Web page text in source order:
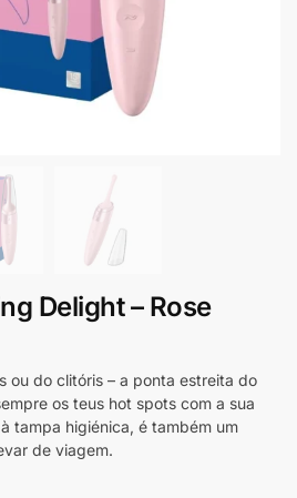
Delight – Rose
ou do clitóris – a ponta estreita do
os teus hot spots com a sua
tampa higiénica, é também um
de viagem.